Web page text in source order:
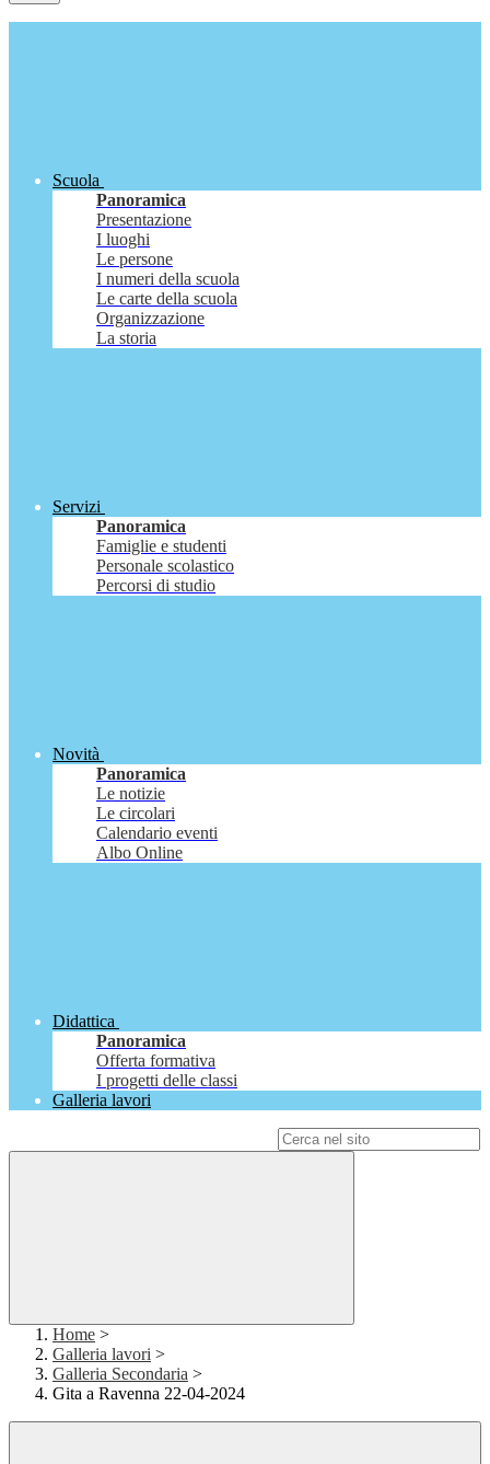
Scuola
Panoramica
Presentazione
I luoghi
Le persone
I numeri della scuola
Le carte della scuola
Organizzazione
La storia
Servizi
Panoramica
Famiglie e studenti
Personale scolastico
Percorsi di studio
Novità
Panoramica
Le notizie
Le circolari
Calendario eventi
Albo Online
Didattica
Panoramica
Offerta formativa
I progetti delle classi
Galleria lavori
Home >
Galleria lavori >
Galleria Secondaria >
Gita a Ravenna 22-04-2024